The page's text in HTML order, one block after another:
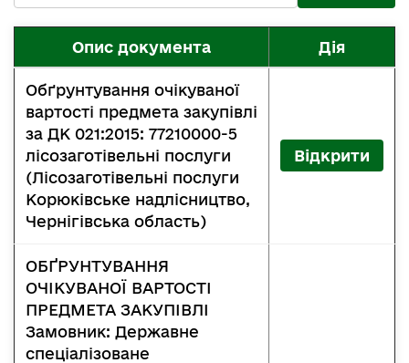
Опис документа Дія
Обґрунтування очікуваної
вартості предмета закупівлі
за ДК 021:2015: 77210000-5
лісозаготівельні послуги
(Лісозаготівельні послуги
Корюківське надлісництво,
Чернігівська область)
Відкрити
ОБҐРУНТУВАННЯ
ОЧІКУВАНОЇ ВАРТОСТІ
ПРЕДМЕТА ЗАКУПІВЛІ
Замовник: Державне
спеціалізоване